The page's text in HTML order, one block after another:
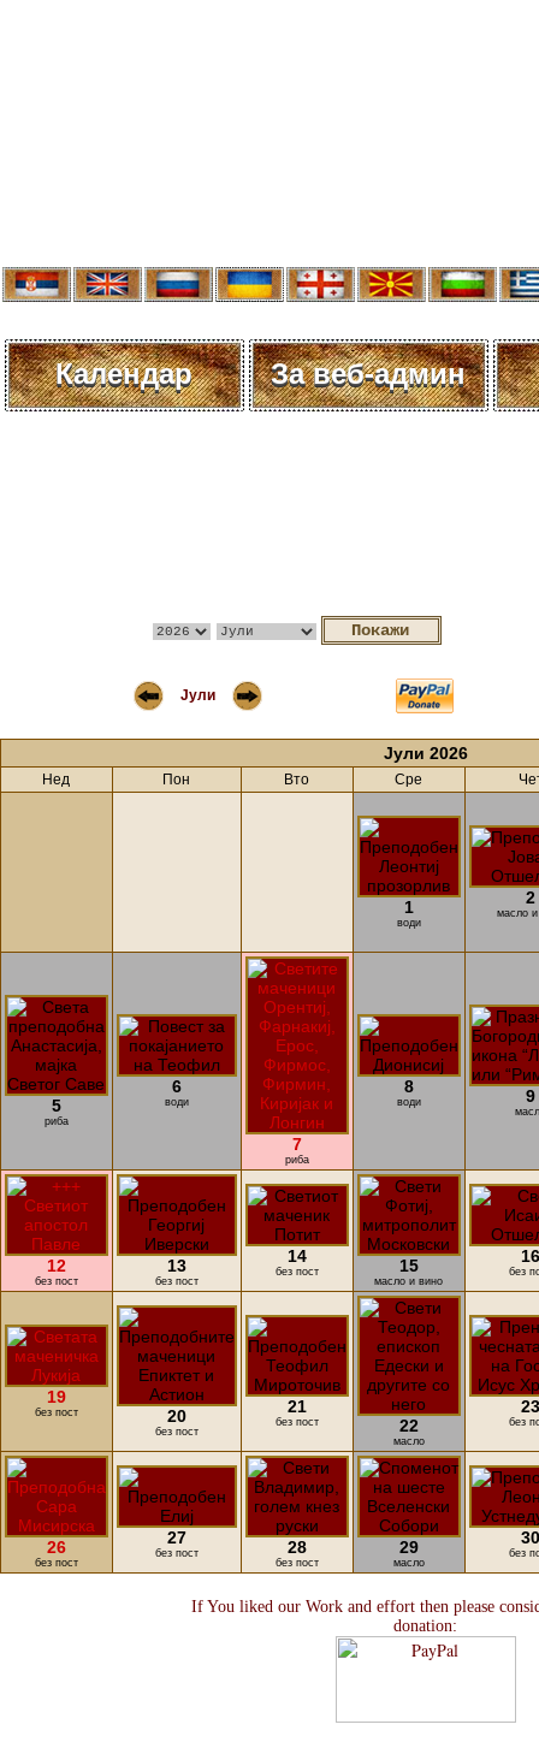
Календар За веб-админ
Јули
Јули 2026
Нед Пон Вто Сре
1
води
2
масло
5
риба
6
води
7
риба
8
води 9
12
без пост
13
без пост
14
без пост 15
масло и вино
без
19
без пост 20
без пост
21
без пост 22
масло
без
26
без пост
27
без пост 28
без пост
29
масло
без
If You liked our Work and effort then please
donation: